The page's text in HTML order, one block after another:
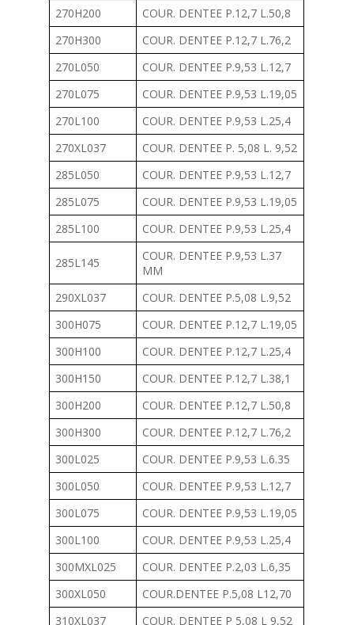
270H200
COUR. DENTEE P.12,7 L.50,8
270H300
COUR. DENTEE P.12,7 L.76,2
270L050
COUR. DENTEE P.9,53 L.12,7
270L075
COUR. DENTEE P.9,53 L.19,05
270L100
COUR. DENTEE P.9,53 L.25,4
270XL037
COUR. DENTEE P. 5,08 L. 9,52
285L050
COUR. DENTEE P.9,53 L.12,7
285L075
COUR. DENTEE P.9,53 L.19,05
285L100
COUR. DENTEE P.9,53 L.25,4
285L145
COUR. DENTEE P.9,53 L.37
MM
290XL037
COUR. DENTEE P.5,08 L.9,52
300H075
COUR. DENTEE P.12,7 L.19,05
300H100
COUR. DENTEE P.12,7 L.25,4
300H150
COUR. DENTEE P.12,7 L.38,1
300H200
COUR. DENTEE P.12,7 L.50,8
300H300
COUR. DENTEE P.12,7 L.76,2
300L025
COUR. DENTEE P.9,53 L.6.35
300L050
COUR. DENTEE P.9,53 L.12,7
300L075
COUR. DENTEE P.9,53 L.19,05
300L100
COUR. DENTEE P.9,53 L.25,4
300MXL025
COUR. DENTEE P.2,03 L.6,35
300XL050
COUR.DENTEE P.5,08 L12,70
310XL037
COUR. DENTEE P 5,08 L 9,52